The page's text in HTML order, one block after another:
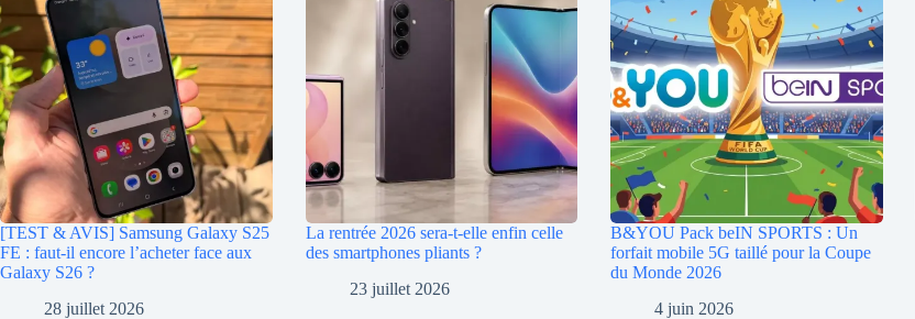
[TEST & AVIS] Samsung Galaxy S25
FE : faut-il encore l’acheter face aux
Galaxy S26 ?
28 juillet 2026
La rentrée 2026 sera-t-elle enfin celle
des smartphones pliants ?
23 juillet 2026
B&YOU Pack beIN SPORTS : Un
forfait mobile 5G taillé pour la Coupe
du Monde 2026
4 juin 2026